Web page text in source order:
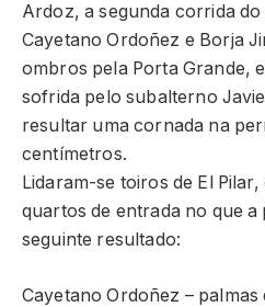
Ardoz, a segunda corrida
Cayetano Ordoñez e Borja
ombros pela Porta Grande,
sofrida pelo subalterno
resultar uma cornada na
centímetros.
Lidaram-se toiros de El
quartos de entrada no que
seguinte resultado:
Cayetano Ordoñez – palmas